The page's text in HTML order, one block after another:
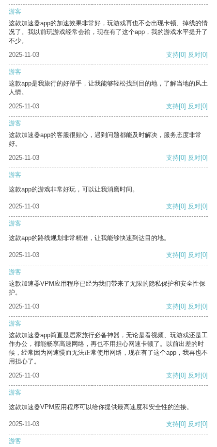
游客
这款加速器app的加速效果非常好，玩游戏再也不会出现卡顿、掉线的情
况了。我以前玩游戏经常会输，现在有了这个app，我的游戏水平提升了
不少。
2025-11-03
支持[0] 反对[0]
游客
这款app是我旅行的好帮手，让我能够轻松找到目的地，了解当地的风土
人情。
2025-11-03
支持[0] 反对[0]
游客
这款加速器app的客服很贴心，遇到问题都能及时解决，服务态度非常
好。
2025-11-03
支持[0] 反对[0]
游客
这款app的游戏非常好玩，可以让我消磨时间。
2025-11-03 支持[0] 反对[0]
游客
这款app的路线规划非常精准，让我能够快速到达目的地。
2025-11-03 支持[0] 反对[0]
游客
这款加速器VPM应用程序已经为我们带来了无限的隐私保护和安全性保
护。
2025-11-03
支持[0] 反对[0]
游客
这款加速器app简直是居家旅行必备神器，无论是看视频、玩游戏还是工
作办公，都能畅享高速网络，再也不用担心网速卡顿了。以前出差的时
候，经常因为网速慢而无法正常使用网络，现在有了这个app，我再也不
用担心了。
2025-11-03
支持[0] 反对[0]
游客
这款加速器VPM应用程序可以给你提供最高速度和安全性的连接。
2025-11-03 支持[0] 反对[0]
游客